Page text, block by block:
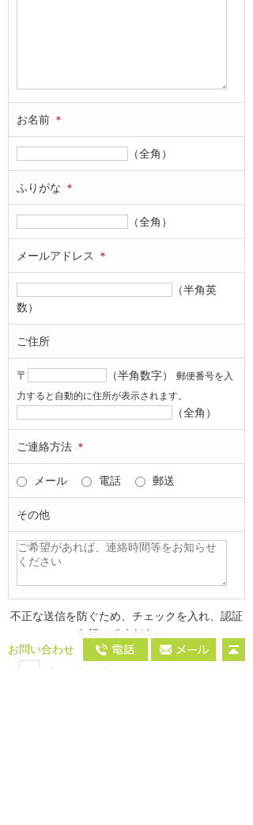
お名前 ＊
（全角）
ふりがな ＊
（全角）
メールアドレス ＊
（半角英
数）
ご住所
〒 （半角数字） 郵便番号を入
力すると自動的に住所が表示されます。
（全角）
ご連絡方法 ＊
メール 電話 郵送
その他
不正な送信を防ぐため、チェックを入れ、認証
を行ってください。
お問い合わせ